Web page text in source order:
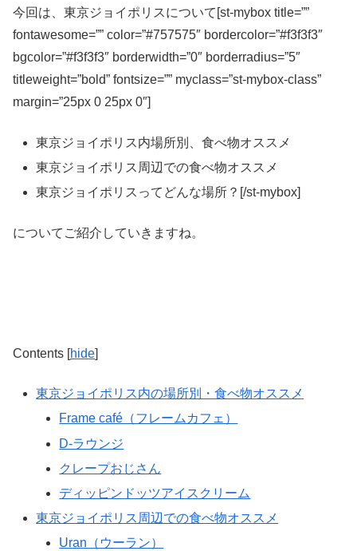
今回は、東京ジョイポリスについて[st-mybox title=””
fontawesome=”” color=”#757575″ bordercolor=”#f3f3f3″
bgcolor=”#f3f3f3″ borderwidth=”0″ borderradius=”5″
titleweight=”bold” fontsize=”” myclass=”st-mybox-class”
margin=”25px 0 25px 0″]
東京ジョイポリス内場所別、食べ物オススメ
東京ジョイポリス周辺での食べ物オススメ
東京ジョイポリスってどんな場所？[/st-mybox]
についてご紹介していきますね。
Contents [hide]
東京ジョイポリス内の場所別・食べ物オススメ
Frame café（フレームカフェ）
D-ラウンジ
クレープおじさん
ディッピンドッツアイスクリーム
東京ジョイポリス周辺での食べ物オススメ
Uran（ウーラン）